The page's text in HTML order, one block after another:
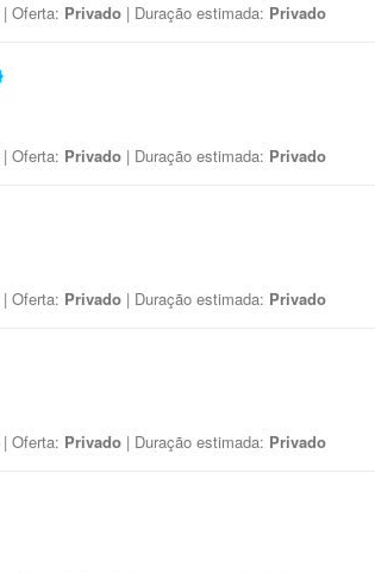
| Oferta: Privado | Duração estimada: Privado
| Oferta: Privado | Duração estimada: Privado
| Oferta: Privado | Duração estimada: Privado
| Oferta: Privado | Duração estimada: Privado